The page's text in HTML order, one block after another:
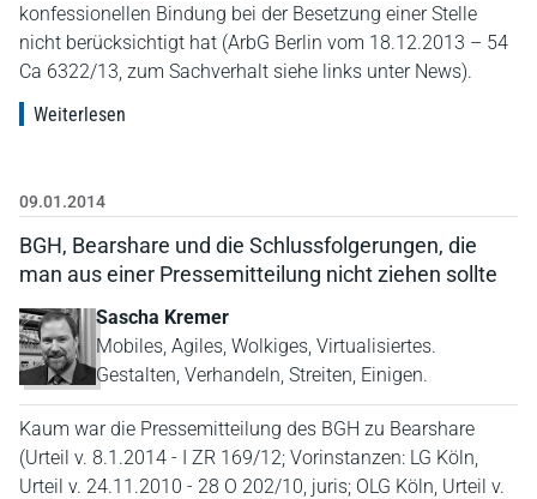
konfessionellen Bindung bei der Besetzung einer Stelle
nicht berücksichtigt hat (ArbG Berlin vom 18.12.2013 – 54
Ca 6322/13, zum Sachverhalt siehe links unter News).
Weiterlesen
09.01.2014
BGH, Bearshare und die Schlussfolgerungen, die
man aus einer Pressemitteilung nicht ziehen sollte
Sascha Kremer
Mobiles, Agiles, Wolkiges, Virtualisiertes.
Gestalten, Verhandeln, Streiten, Einigen.
Kaum war die Pressemitteilung des BGH zu Bearshare
(Urteil v. 8.1.2014 - I ZR 169/12; Vorinstanzen: LG Köln,
Urteil v. 24.11.2010 - 28 O 202/10, juris; OLG Köln, Urteil v.